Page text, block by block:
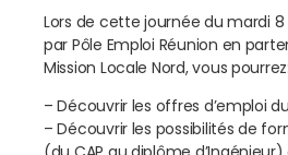
Lors de cette journée du mardi
par Pôle Emploi Réunion en
Mission Locale Nord, vous pourrez:
– Découvrir les offres d’emploi
– Découvrir les possibilités de